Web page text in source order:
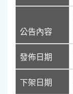
公告內容
發佈日期
下架日期